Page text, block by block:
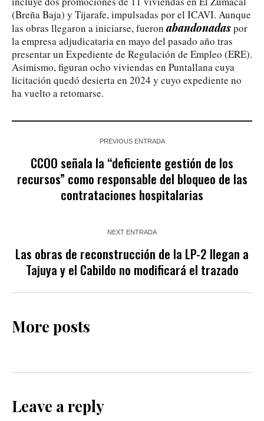
(Breña Baja) y Tijarafe, impulsadas por el ICAVI. Aunque
las obras llegaron a iniciarse, fueron abandonadaspor
la empresa adjudicataria en mayo del pasado año tras
presentar un Expediente de Regulación de Empleo (ERE).
Asimismo, figuran ocho viviendas en Puntallana cuya
licitación quedó desierta en 2024 y cuyo expediente no
ha vuelto a retomarse.
PREVIOUS ENTRADA
CCOO señala la “deficiente gestión de los
recursos” como responsable del bloqueo de las
contrataciones hospitalarias
NEXT ENTRADA
Las obras de reconstrucción de la LP-2 llegan a
Tajuya y el Cabildo no modificará el trazado
More posts
Leave a reply